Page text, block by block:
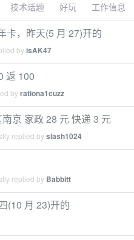
技术话题 好玩 工作信息
卡，昨天(5 月 27)开的
byisAK47
返 100
byrationa1cuzz
京 家政 28 元 快递 3 元
replied byslash1024
replied by Babbitt
(10 月 23)开的